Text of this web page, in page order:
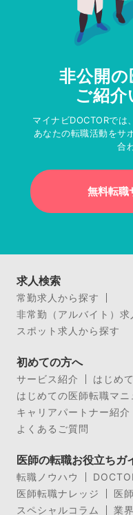
非公開の
ご紹介
マイナビDOCTORでは
あなたの転職活動をサ
合
無料転職
求人検索
常勤求人から探す
非常勤（アルバイト）求
スポット求人から探す
初めての方へ
サービス紹介
はじめ
はじめての医師転職マニ
キャリアパートナー紹介
よくあるご質問
医師の転職お役立ちガ
転職ノウハウ
医師転職ナレッジ
医
スペシャルコラム
業